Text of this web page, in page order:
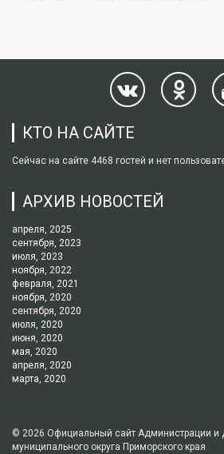
КТО НА САЙТЕ
Сейчас на сайте 4468 гостей и нет
АРХИВ НОВОСТЕЙ
апреля, 2025
сентября, 2023
июля, 2023
ноября, 2022
февраля, 2021
ноября, 2020
сентября, 2020
июля, 2020
июня, 2020
мая, 2020
апреля, 2020
марта, 2020
© 2026 Официальный сайт Администрации и
муниципального округа Приморского края